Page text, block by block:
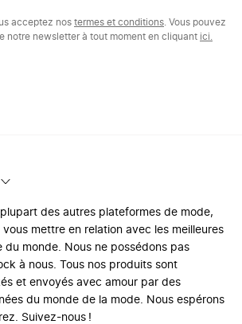
acceptez nos termes et conditions . Vous pouvez
notre newsletter à tout moment en cliquant ici.
des autres plateformes de mode,
mettre en relation avec les meilleures
du monde. Nous ne possédons pas
à nous. Tous nos produits sont
et envoyés avec amour par des
du monde de la mode. Nous espérons
Suivez-nous !